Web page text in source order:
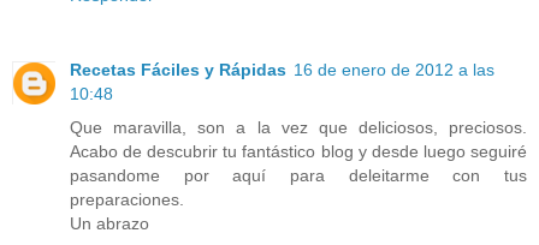
Recetas Fáciles y Rápidas 16 de enero de 2012 a las
10:48
Que maravilla, son a la vez que deliciosos, preciosos.
Acabo de descubrir tu fantástico blog y desde luego seguiré
pasandome por aquí para deleitarme con tus
preparaciones.
Un abrazo